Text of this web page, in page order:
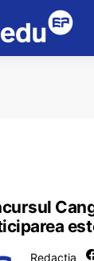
Redacția